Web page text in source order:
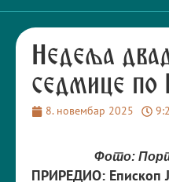
Недеља
седмице по
8. новембар 2025
Фото:
ПРИРЕДИО: Епископ